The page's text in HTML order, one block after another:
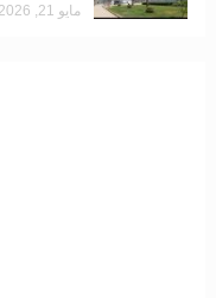
مايو 21, 2026